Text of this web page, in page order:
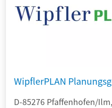
WipflerPLAN
D-85276 Pfaffenhofen/